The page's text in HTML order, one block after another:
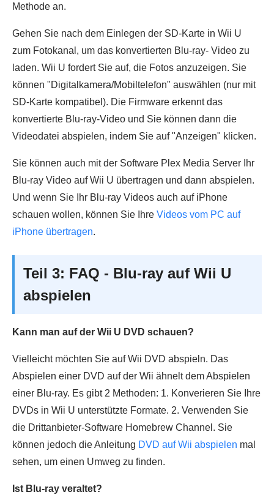
Methode an.
Gehen Sie nach dem Einlegen der SD-Karte in Wii U
zum Fotokanal, um das konvertierten Blu-ray- Video zu
laden. Wii U fordert Sie auf, die Fotos anzuzeigen. Sie
können "Digitalkamera/Mobiltelefon" auswählen (nur mit
SD-Karte kompatibel). Die Firmware erkennt das
konvertierte Blu-ray-Video und Sie können dann die
Videodatei abspielen, indem Sie auf "Anzeigen" klicken.
Sie können auch mit der Software Plex Media Server Ihr
Blu-ray Video auf Wii U übertragen und dann abspielen.
Und wenn Sie Ihr Blu-ray Videos auch auf iPhone
schauen wollen, können Sie Ihre Videos vom PC auf
iPhone übertragen.
Teil 3: FAQ - Blu-ray auf Wii U
abspielen
Kann man auf der Wii U DVD schauen?
Vielleicht möchten Sie auf Wii DVD abspieln. Das
Abspielen einer DVD auf der Wii ähnelt dem Abspielen
einer Blu-ray. Es gibt 2 Methoden: 1. Konverieren Sie Ihre
DVDs in Wii U unterstützte Formate. 2. Verwenden Sie
die Drittanbieter-Software Homebrew Channel. Sie
können jedoch die Anleitung DVD auf Wii abspielen mal
sehen, um einen Umweg zu finden.
Ist Blu-ray veraltet?